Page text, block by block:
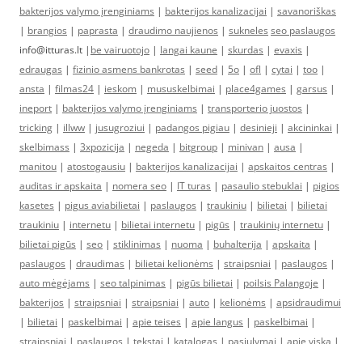
bakterijos valymo įrenginiams | bakterijos kanalizacijai | savanoriškas
| brangios | paprasta | draudimo naujienos | sukneles seo paslaugos
info@itturas.lt | be vairuotojo | langai kaune | skurdas | evaxis |
edraugas | fizinio asmens bankrotas | seed | 5o | ofl | cytai | too |
ansta | filmas24 | ieskom | mususkelbimai | place4games | garsus |
ineport | bakterijos valymo įrenginiams | transporterio juostos |
tricking | illww | jusugroziui | padangos pigiau | desinieji | akcininkai |
skelbimass | 3xpozicija | negeda | bitgroup | minivan | ausa |
manitou | atostogausiu | bakterijos kanalizacijai | apskaitos centras |
auditas ir apskaita | nomera seo | IT turas | pasaulio stebuklai | pigios
kasetes | pigus aviabilietai | paslaugos | traukiniu | bilietai | bilietai
traukiniu | internetu | bilietai internetu | pigūs | traukinių internetu |
bilietai pigūs | seo | stiklinimas | nuoma | buhalterija | apskaita |
paslaugos | draudimas | bilietai kelionėms | straipsniai | paslaugos |
auto mėgėjams | seo talpinimas | pigūs bilietai | poilsis Palangoje |
bakterijos | straipsniai | straipsniai | auto | kelionėms | apsidraudimui
| bilietai | paskelbimai | apie teises | apie langus | paskelbimai |
straipsniai | paslaugos | tekstai | katalogas | pasiulymai | apie viską |